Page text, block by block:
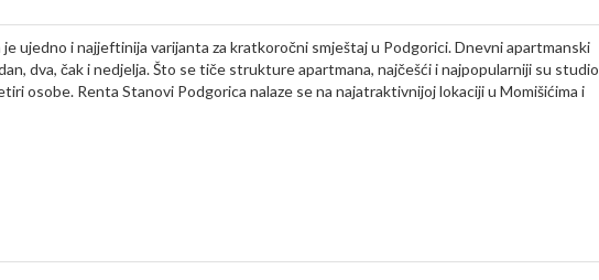
je ujedno i najjeftinija varijanta za kratkoročni smještaj u Podgorici. Dnevni apartmanski
dva, čak i nedjelja. Što se tiče strukture apartmana, najčešći i najpopularniji su studio
osobe. Renta Stanovi Podgorica nalaze se na najatraktivnijoj lokaciji u Momišićima i